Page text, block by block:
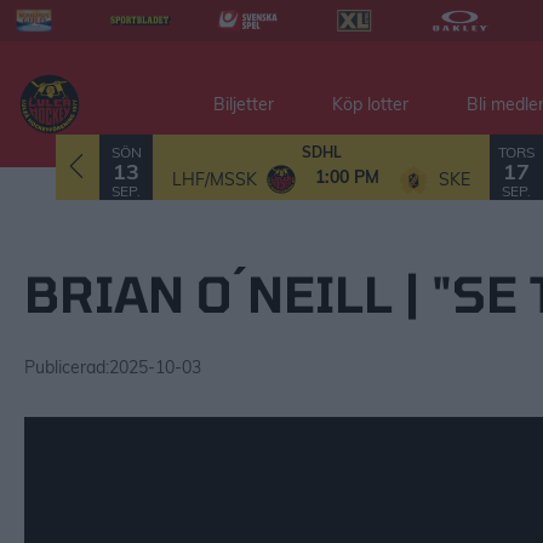
Biljetter Köp lotter Bli
SÖN
13
SEP.
SDHL
LHF/MSSK 1:00 PM SKE
TORS
17
SEP.
BRIAN O´NEILL | "SE
Publicerad:2025-10-03